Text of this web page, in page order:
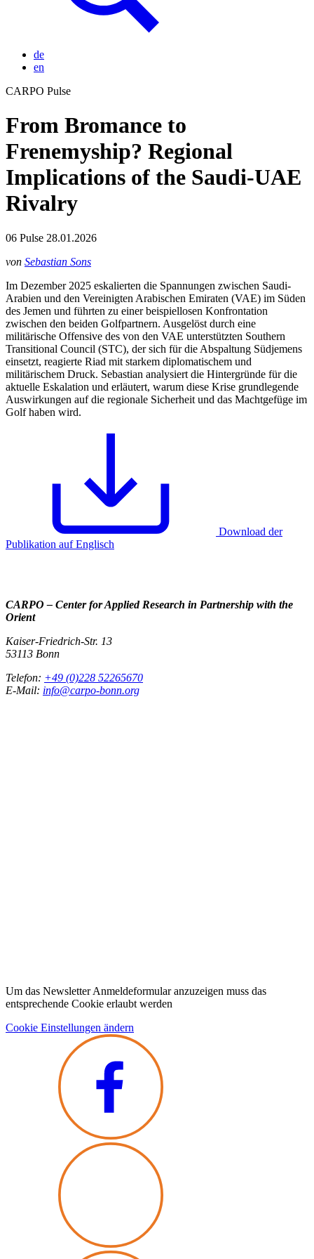
de
en
CARPO Pulse
From Bromance to
Frenemyship? Regional
Implications of the Saudi-UAE
Rivalry
06 Pulse 28.01.2026
von Sebastian Sons
Im Dezember 2025 eskalierten die Spannungen zwischen Saudi-
Arabien und den Vereinigten Arabischen Emiraten (VAE) im Süden
des Jemen und führten zu einer beispiellosen Konfrontation
zwischen den beiden Golfpartnern. Ausgelöst durch eine
militärische Offensive des von den VAE unterstützten Southern
Transitional Council (STC), der sich für die Abspaltung Südjemens
einsetzt, reagierte Riad mit starkem diplomatischem und
militärischem Druck. Sebastian analysiert die Hintergründe für die
aktuelle Eskalation und erläutert, warum diese Krise grundlegende
Auswirkungen auf die regionale Sicherheit und das Machtgefüge im
Golf haben wird.
Download der
Publikation auf Englisch
CARPO – Center for Applied Research in Partnership with the
Orient
Kaiser-Friedrich-Str. 13
53113 Bonn
Telefon: +49 (0)228 52265670
E-Mail: info@carpo-bonn.org
Um das Newsletter Anmeldeformular anzuzeigen muss das
entsprechende Cookie erlaubt werden
Cookie Einstellungen ändern